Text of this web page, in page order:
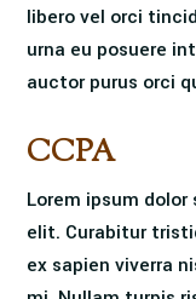
libero vel orci
urna eu posuere
auctor purus orci
CCPA
Lorem ipsum
elit. Curabitur
ex sapien viverra